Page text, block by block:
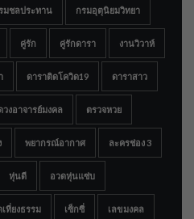
มชลประทาน กรมอุตุนิยมวิทยา
คู่รัก คู่รักดารา งานวิวาห์
ดาราติดโควิด19 ดาราสาว
วงอาจารย์มงคล ตรวจหวย
พยากรณ์อากาศ ละครช่อง 3
หุ่นดี อวดหุ่นแซ่บ
ที่ยงธรรม เซ็กซี่ เลขมงคล